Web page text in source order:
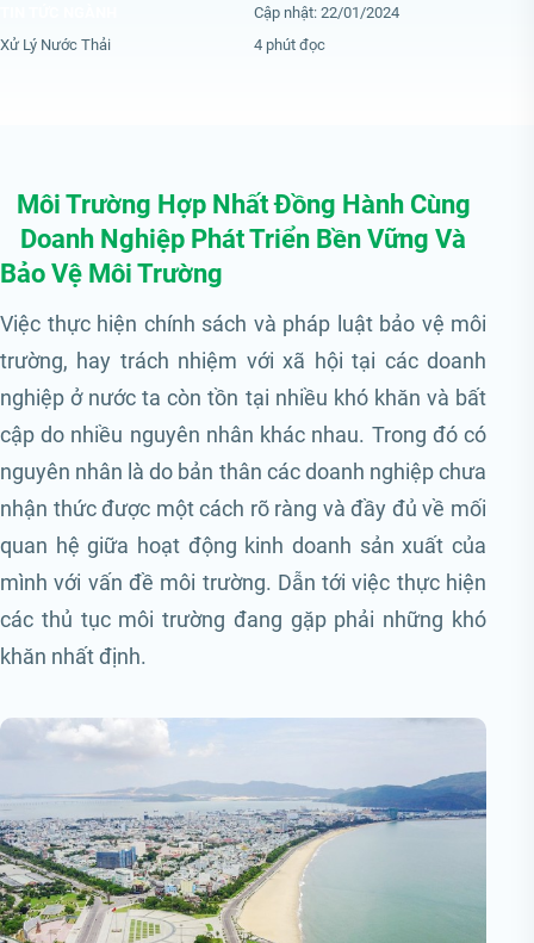
Cập nhật: 22/01/2024
Xử Lý Nước Thải
4 phút đọc
Môi Trường Hợp Nhất Đồng Hành Cùng
Doanh Nghiệp Phát Triển Bền Vững Và
Bảo Vệ Môi Trường
Việc thực hiện chính sách và pháp luật bảo vệ môi
trường, hay trách nhiệm với xã hội tại các doanh
nghiệp ở nước ta còn tồn tại nhiều khó khăn và bất
cập do nhiều nguyên nhân khác nhau. Trong đó có
nguyên nhân là do bản thân các doanh nghiệp chưa
nhận thức được một cách rõ ràng và đầy đủ về mối
quan hệ giữa hoạt động kinh doanh sản xuất của
mình với vấn đề môi trường. Dẫn tới việc thực hiện
các thủ tục môi trường đang gặp phải những khó
khăn nhất định.